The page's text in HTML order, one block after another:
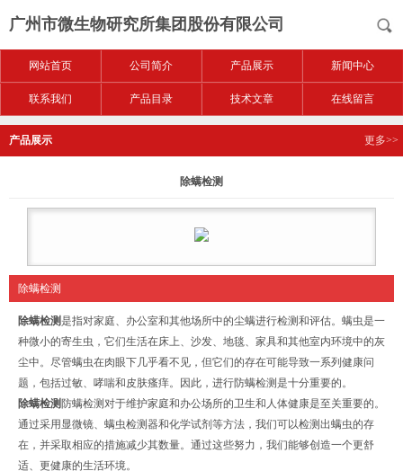
广州市微生物研究所集团股份有限公司
网站首页 公司简介 产品展示 新闻中心
联系我们 产品目录 技术文章 在线留言
产品展示 更多>>
除螨检测
除螨检测
除螨检测是指对家庭、办公室和其他场所中的尘螨进行检测和评估。螨虫是一
种微小的寄生虫，它们生活在床上、沙发、地毯、家具和其他室内环境中的灰
尘中。尽管螨虫在肉眼下几乎看不见，但它们的存在可能导致一系列健康问
题，包括过敏、哮喘和皮肤瘙痒。因此，进行防螨检测是十分重要的。
除螨检测防螨检测对于维护家庭和办公场所的卫生和人体健康是至关重要的。
通过采用显微镜、螨虫检测器和化学试剂等方法，我们可以检测出螨虫的存
在，并采取相应的措施减少其数量。通过这些努力，我们能够创造一个更舒
适、更健康的生活环境。